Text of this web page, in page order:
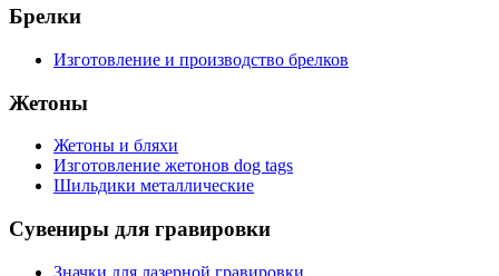
Брелки
Изготовление и производство брелков
Жетоны
Жетоны и бляхи
Изготовление жетонов dog tags
Шильдики металлические
Сувениры для гравировки
Значки для лазерной гравировки